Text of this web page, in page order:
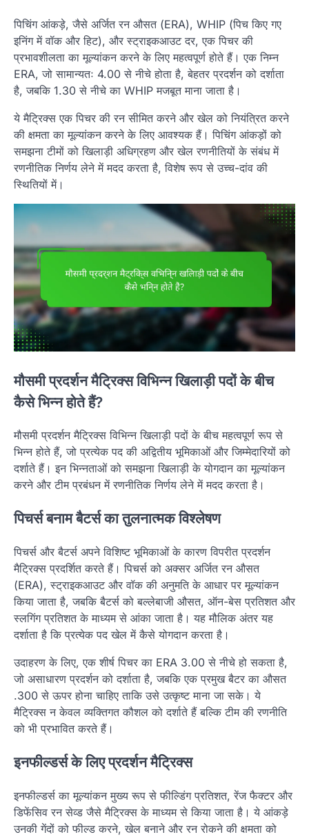
पिचिंग आंकड़े, जैसे अर्जित रन औसत (ERA), WHIP (पिच किए गए
इनिंग में वॉक और हिट), और स्ट्राइकआउट दर, एक पिचर की
प्रभावशीलता का मूल्यांकन करने के लिए महत्वपूर्ण होते हैं। एक निम्न
ERA, जो सामान्यतः 4.00 से नीचे होता है, बेहतर प्रदर्शन को दर्शाता
है, जबकि 1.30 से नीचे का WHIP मजबूत माना जाता है।
ये मैट्रिक्स एक पिचर की रन सीमित करने और खेल को नियंत्रित करने
की क्षमता का मूल्यांकन करने के लिए आवश्यक हैं। पिचिंग आंकड़ों को
समझना टीमों को खिलाड़ी अधिग्रहण और खेल रणनीतियों के संबंध में
रणनीतिक निर्णय लेने में मदद करता है, विशेष रूप से उच्च-दांव की
स्थितियों में।
मौसमी प्रदर्शन मैट्रिक्स विभिन्न खिलाड़ी पदों के बीच
कैसे भिन्न होते हैं?
मौसमी प्रदर्शन मैट्रिक्स विभिन्न खिलाड़ी पदों के बीच महत्वपूर्ण रूप से
भिन्न होते हैं, जो प्रत्येक पद की अद्वितीय भूमिकाओं और जिम्मेदारियों को
दर्शाते हैं। इन भिन्नताओं को समझना खिलाड़ी के योगदान का मूल्यांकन
करने और टीम प्रबंधन में रणनीतिक निर्णय लेने में मदद करता है।
पिचर्स बनाम बैटर्स का तुलनात्मक विश्लेषण
पिचर्स और बैटर्स अपने विशिष्ट भूमिकाओं के कारण विपरीत प्रदर्शन
मैट्रिक्स प्रदर्शित करते हैं। पिचर्स को अक्सर अर्जित रन औसत
(ERA), स्ट्राइकआउट और वॉक की अनुमति के आधार पर मूल्यांकन
किया जाता है, जबकि बैटर्स को बल्लेबाजी औसत, ऑन-बेस प्रतिशत और
स्लगिंग प्रतिशत के माध्यम से आंका जाता है। यह मौलिक अंतर यह
दर्शाता है कि प्रत्येक पद खेल में कैसे योगदान करता है।
उदाहरण के लिए, एक शीर्ष पिचर का ERA 3.00 से नीचे हो सकता है,
जो असाधारण प्रदर्शन को दर्शाता है, जबकि एक प्रमुख बैटर का औसत
.300 से ऊपर होना चाहिए ताकि उसे उत्कृष्ट माना जा सके। ये
मैट्रिक्स न केवल व्यक्तिगत कौशल को दर्शाते हैं बल्कि टीम की रणनीति
को भी प्रभावित करते हैं।
इनफील्डर्स के लिए प्रदर्शन मैट्रिक्स
इनफील्डर्स का मूल्यांकन मुख्य रूप से फील्डिंग प्रतिशत, रेंज फैक्टर और
डिफेंसिव रन सेव्ड जैसे मैट्रिक्स के माध्यम से किया जाता है। ये आंकड़े
उनकी गेंदों को फील्ड करने, खेल बनाने और रन रोकने की क्षमता को